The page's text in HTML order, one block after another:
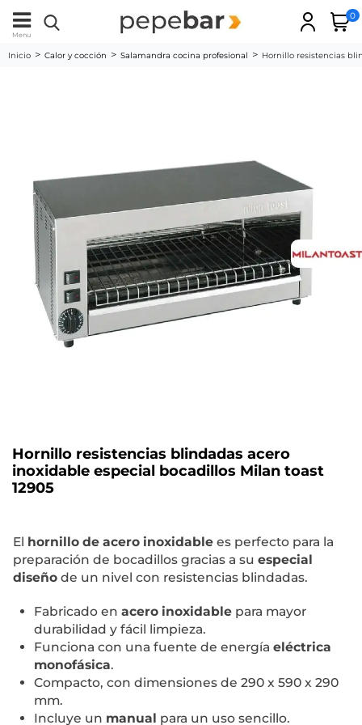
Menu
0
Inicio Calor y cocción Salamandra cocina profesional Hornillo resistencias
Hornillo resistencias blindadas acero
inoxidable especial bocadillos Milan toast
12905
El hornillo de acero inoxidable es perfecto para la
preparación de bocadillos gracias a su especial
diseño de un nivel con resistencias blindadas.
Fabricado en acero inoxidable para mayor
durabilidad y fácil limpieza.
Funciona con una fuente de energía eléctrica
monofásica.
Compacto, con dimensiones de 290 x 590 x 290
mm.
Incluye un manual para un uso sencillo.